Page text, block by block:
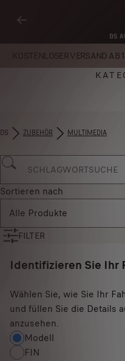
KOSTENLOSER VERSAND
DS ZUBEHÖR​ MULTIMEDIA
Sortieren nach
Alle Produkte
FILTER
Identifizieren Sie Ihr
Wählen Sie, wie Sie Ihr
und füllen Sie die Details
anzusehen.
Modell
FIN